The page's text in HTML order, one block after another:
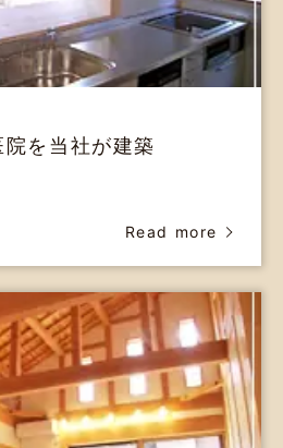
を当社が建築
Read more